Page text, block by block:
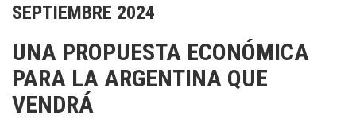
SEPTIEMBRE 2024
UNA PROPUESTA ECONÓMICA
PARA LA ARGENTINA QUE
VENDRÁ